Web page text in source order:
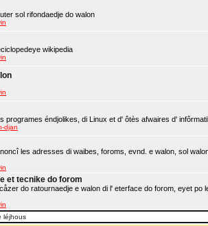
sol rifondaedje do walon
wikipedia
programes éndjolikes, di Linux et d' ôtès afwaires d'
djan
les adresses di waibes, foroms, evnd. e walon, sol
et tecnike do forom
do ratournaedje e walon di l' eterface do forom, eyet
léjhous